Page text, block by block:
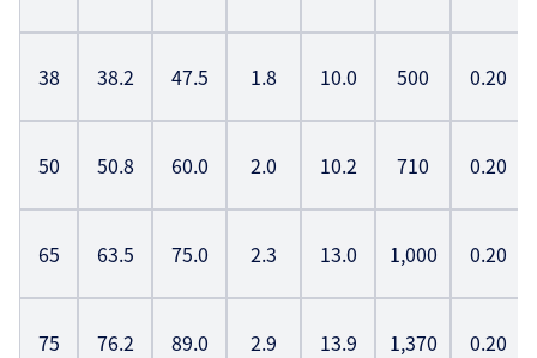
38 38.2 47.5 1.8 10.0 500 0.20
50 50.8 60.0 2.0 10.2 710 0.20
65 63.5 75.0 2.3 13.0 1,000 0.20
75 76.2 89.0 2.9 13.9 1,370 0.20